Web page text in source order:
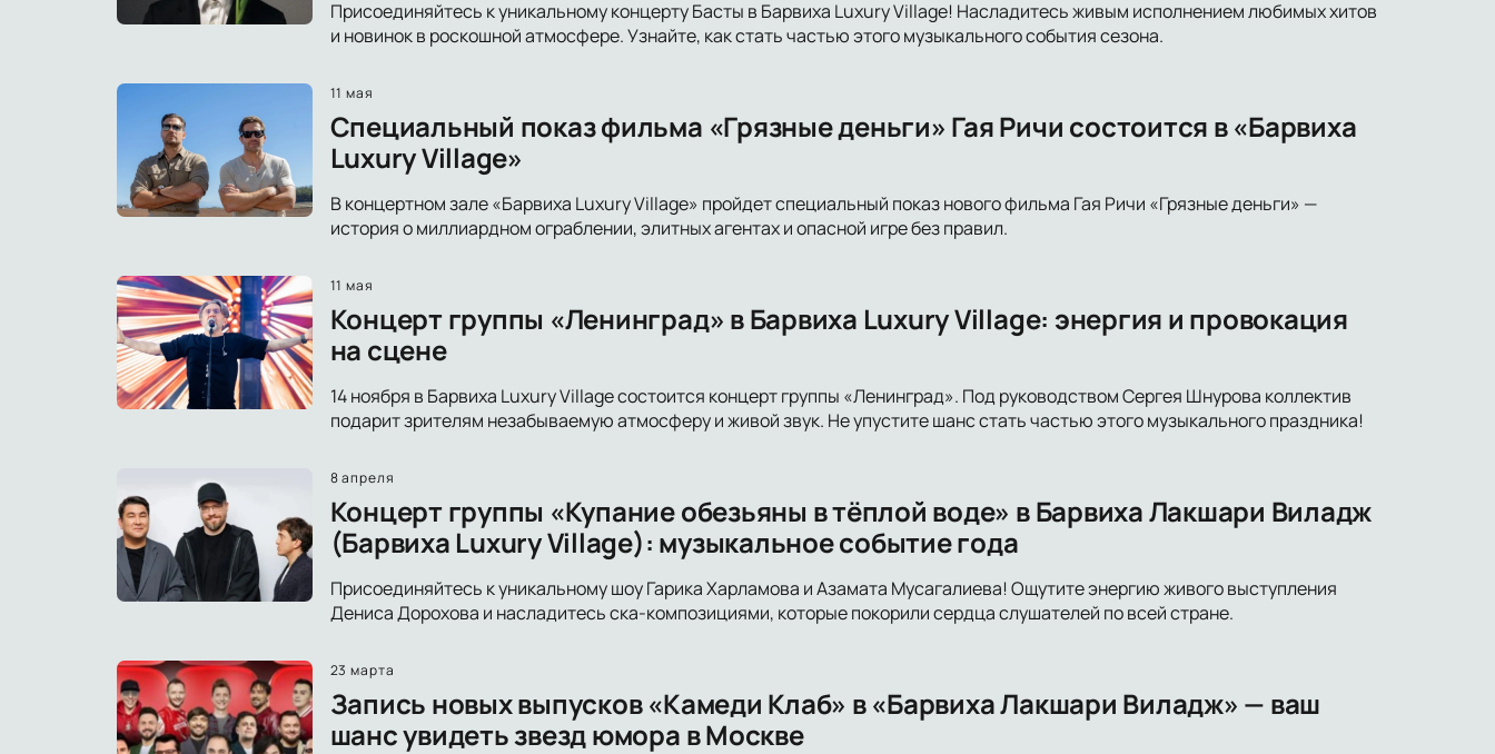
Присоединяйтесь к уникальному концерту Басты в Барвиха Luxury Village! Насладитесь живым исполнением любимых хитов
и новинок в роскошной атмосфере. Узнайте, как стать частью этого музыкального события сезона.
11 мая
Специальный показ фильма «Грязные деньги» Гая Ричи состоится в «Барвиха
Luxury Village»
В концертном зале «Барвиха Luxury Village» пройдет специальный показ нового фильма Гая Ричи «Грязные деньги» —
история о миллиардном ограблении, элитных агентах и опасной игре без правил.
11 мая
Концерт группы «Ленинград» в Барвиха Luxury Village: энергия и провокация
на сцене
14 ноября в Барвиха Luxury Village состоится концерт группы «Ленинград». Под руководством Сергея Шнурова коллектив
подарит зрителям незабываемую атмосферу и живой звук. Не упустите шанс стать частью этого музыкального праздника!
8 апреля
Концерт группы «Купание обезьяны в тёплой воде» в Барвиха Лакшари Виладж
(Барвиха Luxury Village): музыкальное событие года
Присоединяйтесь к уникальному шоу Гарика Харламова и Азамата Мусагалиева! Ощутите энергию живого выступления
Дениса Дорохова и насладитесь ска-композициями, которые покорили сердца слушателей по всей стране.
23 марта
Запись новых выпусков «Камеди Клаб» в «Барвиха Лакшари Виладж» — ваш
шанс увидеть звезд юмора в Москве